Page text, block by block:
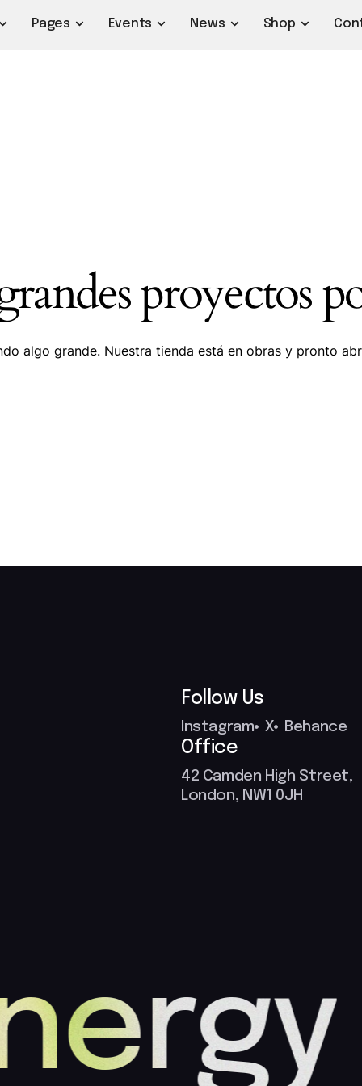
Pages Events News Shop
proyectos
algo grande. Nuestra tienda está en obras y pronto
Follow Us
Instagram X Behance
Office
42 Camden High Street,
London, NW1 0JH